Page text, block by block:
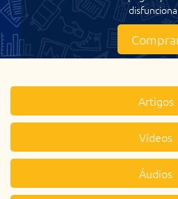
Artigos
Vídeos
Áudios